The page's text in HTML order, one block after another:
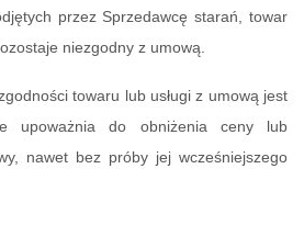
przez Sprzedawcę starań, towar
niezgodny z umową.
towaru lub usługi z umową jest
upoważnia do obniżenia ceny lub
nawet bez próby jej wcześniejszego